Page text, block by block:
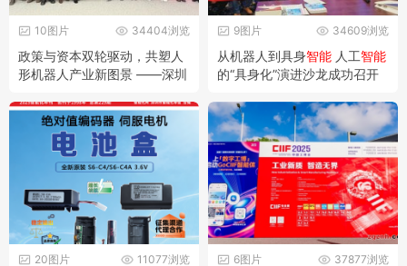
34404浏览
10图片
政策与资本双轮驱动，共塑人
形机器人产业新图景 ——深圳
沙龙成功举办
34609浏览
9图片
从机器人到具身智能 人工智能
的“具身化”演进沙龙成功召开
堂-人形机器人与具身智能发展
沙龙（第1期）
11077浏览
20图片 37877浏览
6图片